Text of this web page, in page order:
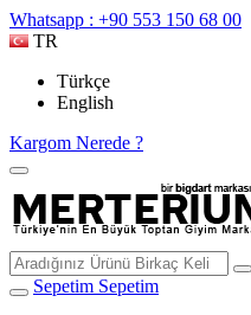
Whatsapp : +90 553 150 68 00
TR
Türkçe
English
Kargom Nerede ?
Sepetim Sepetim